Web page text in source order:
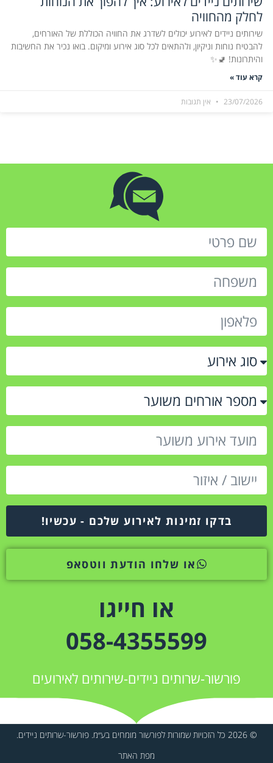
לחלק מהחוויה
שירותים ניידים לאירוע יכולים לשדרג את החוויה הכוללת של האורחים,
להבטיח נוחות וניקיון, ולהתאים לכל סוג אירוע ומיקום. בואו נכיר את החשיבות
והיתרונות! 🚽✨
קרא עוד »
23/07/2026 אין תגובות
בדקו זמינות לאירוע שלכם - עכשיו!
או שלחו הודעת ווטסאפ
או חייגו
058-4355599
פורשור-שרותים ניידים-שירותים לאירועים
© 2026 כל הזכויות שמורות לפורשור מומחים בע״מ. פורשור-שרותים ניידים.
מפת האתר